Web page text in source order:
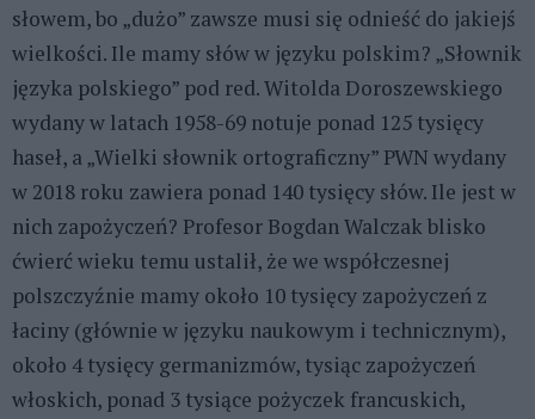
słowem, bo „dużo” zawsze musi się odnieść do jakiejś
wielkości. Ile mamy słów w języku polskim? „Słownik
języka polskiego” pod red. Witolda Doroszewskiego
wydany w latach 1958-69 notuje ponad 125 tysięcy
haseł, a „Wielki słownik ortograficzny” PWN wydany
w 2018 roku zawiera ponad 140 tysięcy słów. Ile jest w
nich zapożyczeń? Profesor Bogdan Walczak blisko
ćwierć wieku temu ustalił, że we współczesnej
polszczyźnie mamy około 10 tysięcy zapożyczeń z
łaciny (głównie w języku naukowym i technicznym),
około 4 tysięcy germanizmów, tysiąc zapożyczeń
włoskich, ponad 3 tysiące pożyczek francuskich,